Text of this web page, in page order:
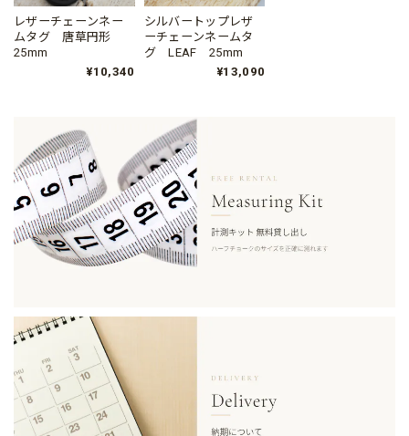
レザーチェーンネー
ムタグ 唐草円形
25mm
¥10,340
シルバートップレザ
ーチェーンネームタ
グ LEAF 25mm
¥13,090